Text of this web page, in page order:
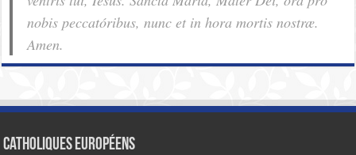
nobis pec­ca­tóribus, nunc et in hora mortis nostræ.
Amen.
Catholiques européens